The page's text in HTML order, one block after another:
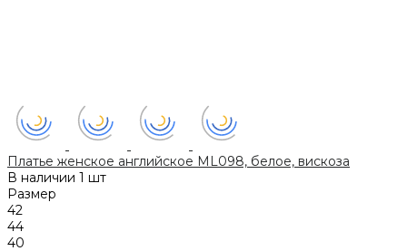
Платье женское английское ML098, белое, вискоза
В наличии 1 шт
Размер
42
44
40